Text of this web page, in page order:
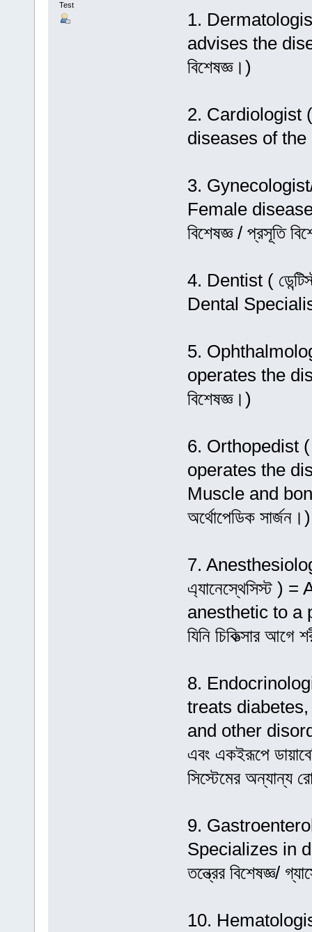
Test
1.
advises the
বিশেষজ্ঞ।)
2. Cardiologist (
diseases of the
3.
Female disease
বিশেষজ্ঞ / প্রসূতি
4. Dentist (
Dental
5.
operates the
বিশেষজ্ঞ।)
6. Orthopedist (
operates the
Muscle and
অর্থোপেডিক সার্জন।)
7.
এ্যানেস্থেসিস্ট
anesthetic to a
যিনি চিকিত্সার
8.
treats
and other
এবং একইরূপে
সিস্টেমের অন্যান্য
9.
Specializes in
তন্ত্রের বিশেষজ্ঞ/
10.